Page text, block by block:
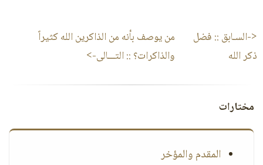
<-السـابق :: فضل
ذكر الله
من يوصف بأنه من الذاكرين الله كثيراً
والذاكرات؟ :: التـــالى->
مختارات
المقدم والمؤخر